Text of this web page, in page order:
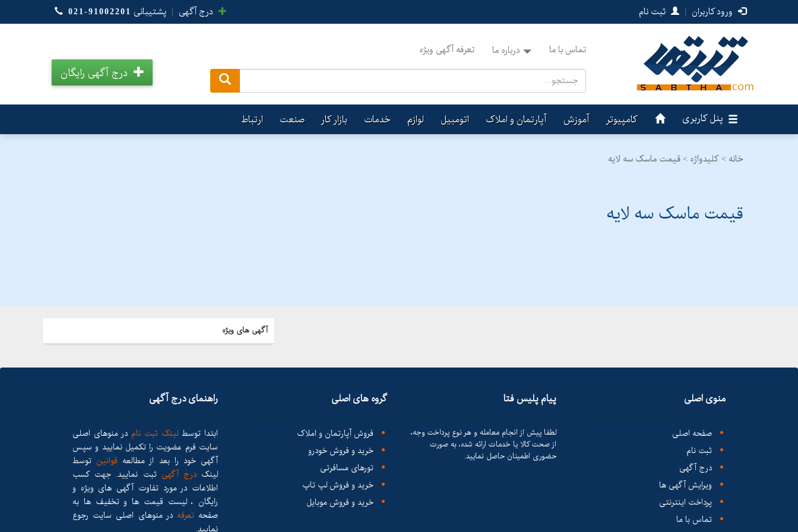
ورود کاربران | ثبت نام درج آگهی | پشتیبانی 021-91002201
تماس با ما درباره ما تعرفه آگهی ویژه
درج آگهی رایگان
پنل کاربری کامپیوتر آموزش آپارتمان و املاک اتومبیل لوازم خدمات بازار کار صنعت ارتباط
خانه > کلیدواژه > قیمت ماسک سه لایه
قیمت ماسک سه لایه
آگهی های ویژه
منوی اصلی
صفحه اصلی
ثبت نام
درج آگهی
ویرایش آگهی ها
پرداخت اینترنتی
تماس با ما
پیام پلیس فتا
لطفا پیش از انجام معامله و هر نوع پرداخت وجه،
از صحت کالا یا خدمات ارائه شده، به صورت
حضوری اطمینان حاصل نمایید.
گروه های اصلی
فروش آپارتمان و املاک
خرید و فروش خودرو
تورهای مسافرتی
خرید و فروش لپ تاپ
خرید و فروش موبایل
راهنمای درج آگهی
ابتدا توسط لینک ثبت نام در منوهای اصلی
سایت فرم عضویت را تکمیل نمایید و سپس
آگهی خود را بعد از مطالعه قوانین توسط
لینکدرج آگهی ثبت نمایید. جهت کسب
اطلاعات در مورد تفاوت آگهی های ویژه و
رایگان ، لیست قیمت ها و تخفیف ها به
صفحه تعرفهدر منوهای اصلی سایت رجوع
نمایید.